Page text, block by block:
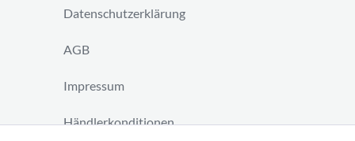
Datenschutzerklärung
AGB
Impressum
Händlerkonditionen